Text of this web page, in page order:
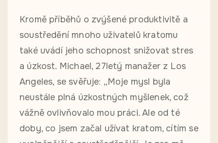
Kromě příběhů o zvýšené produktivitě a
soustředění mnoho uživatelů kratomu
také uvádí jeho schopnost snižovat stres
a úzkost. Michael, 27letý manažer z Los
Angeles, se svěřuje: „Moje mysl byla
neustále plná úzkostných myšlenek, což
vážně ovlivňovalo mou práci. Ale od té
doby, co jsem začal užívat kratom, cítím se